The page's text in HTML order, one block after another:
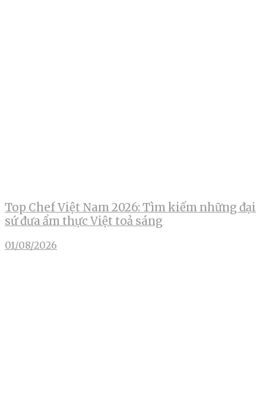
Top Chef Việt Nam 2026: Tìm kiếm những đại
sứ đưa ẩm thực Việt toả sáng
01/08/2026